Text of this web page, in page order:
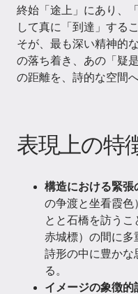
終始「途上」にあり、
して真に「到達」する
そが、最も深い精神的
の落ち着き、あの「疑
の距離を、詩的な空間
表現上の特
構造における緊張
の争渡と坐看霞色
とと石橋を訪うこ
赤城標）の間に多
詩形の中に豊かな
る。
イメージの象徴的